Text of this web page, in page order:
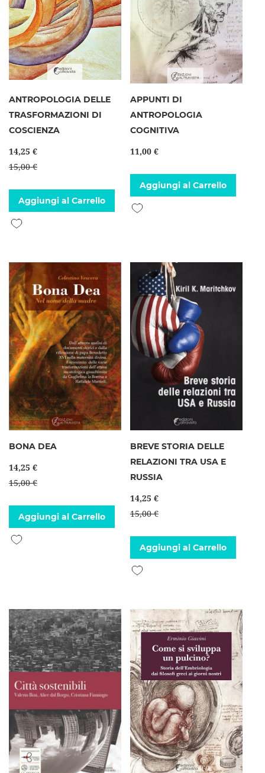
ANTROPOLOGIA DELLE
TRASFORMAZIONI DI
COSCIENZA
14,25 €
15,00 €
Aggiungi al Carrello
Aggiungi alla lista desideri
APPUNTI DI
ANTROPOLOGIA
COGNITIVA
11,00 €
Aggiungi al Carrello
Aggiungi alla lista desideri
BONA DEA
14,25 €
15,00 €
Aggiungi al Carrello
Aggiungi alla lista desideri
BREVE STORIA DELLE
RELAZIONI TRA USA E
RUSSIA
14,25 €
15,00 €
Aggiungi al Carrello
Aggiungi alla lista desideri